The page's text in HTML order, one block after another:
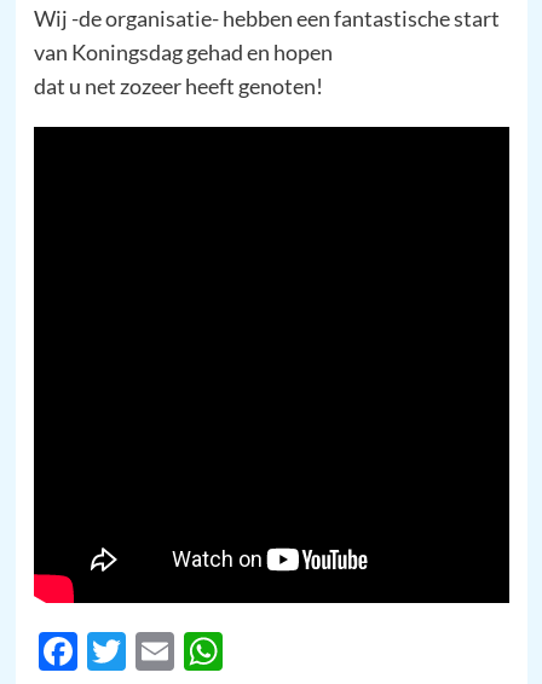
Wij -de organisatie- hebben een fantastische start
van Koningsdag gehad en hopen
dat u net zozeer heeft genoten!
Facebook
Twitter
EmailWhatsApp